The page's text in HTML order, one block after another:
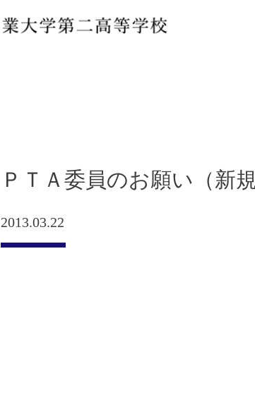
ＰＴＡ委員のお願い（新規
2013.03.22